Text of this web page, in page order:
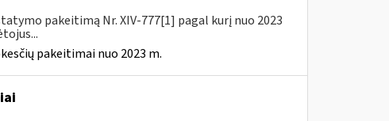
pakeitimą Nr. XIV-777[1] pagal kurį nuo 2023
pakeitimai nuo 2023 m.